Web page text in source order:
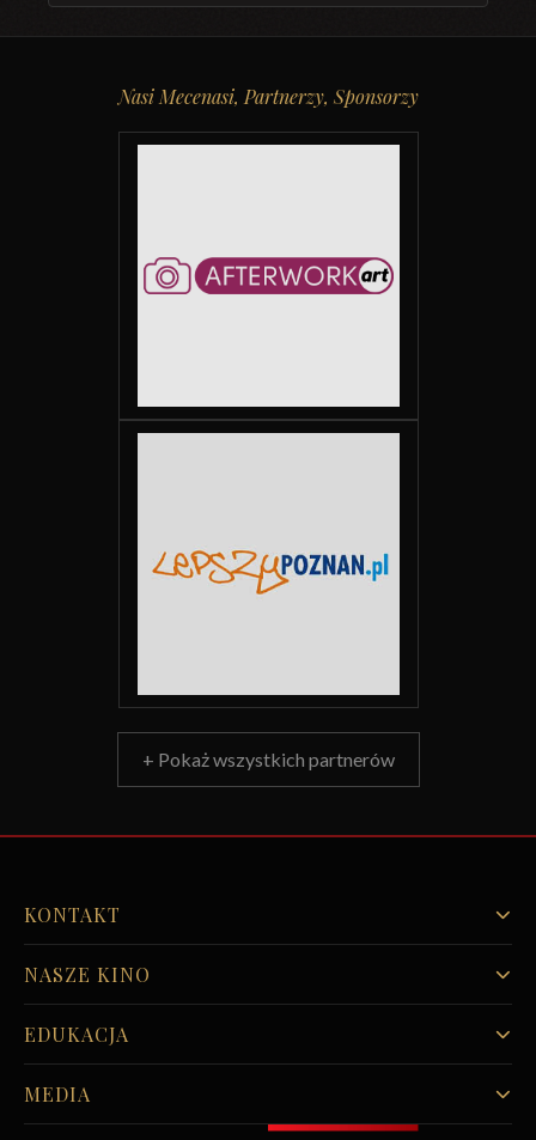
Nasi Mecenasi, Partnerzy, Sponsorzy
+ Pokaż wszystkich partnerów
KONTAKT
NASZE KINO
EDUKACJA
MEDIA